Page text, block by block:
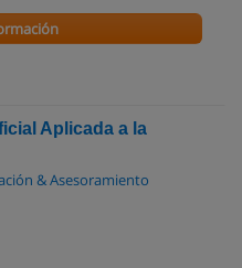
Aplicada a la
& Asesoramiento